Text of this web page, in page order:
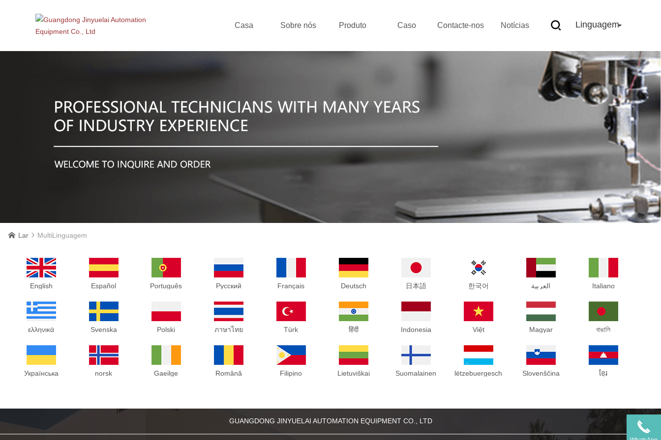
Casa Sobre nós Produto Caso Contacte-nos Notícias Linguagem
 Lar  MultiLinguagem
English Español Português Pусский Français Deutsch 日本語 한국어 العربية Italiano
ελληνικά Svenska Polski ภาษาไทย Türk हिंदी Indonesia Việt Magyar বাঙালি
Українська norsk Gaeilge Română Filipino Lietuviškai Suomalainen lëtzebuergesch Slovenščina ខ្មែរ
GUANGDONG JINYUELAI AUTOMATION EQUIPMENT CO., LTD